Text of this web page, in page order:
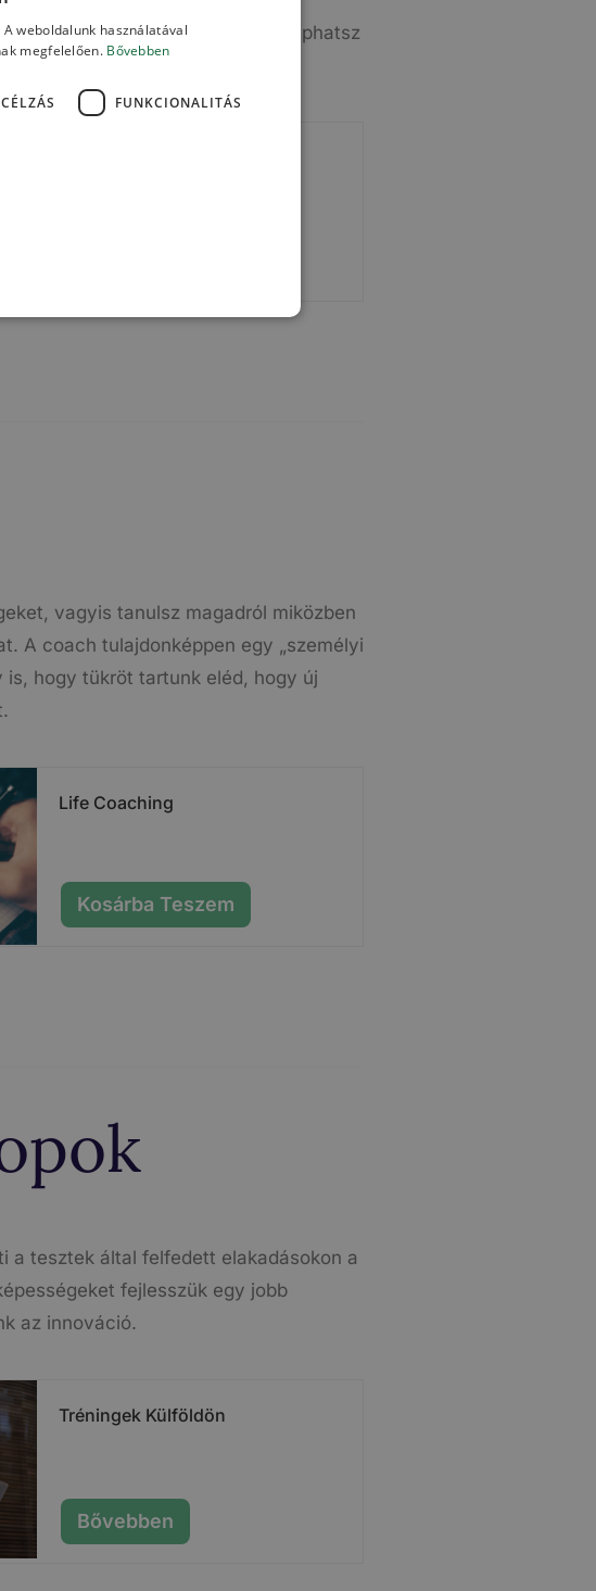
kitöltése után átfogó képet kaphatsz
derül, amiket fejleszteni tudsz.
vagyis tanulsz magadról miközben
A coach tulajdonképpen egy „személyi
is, hogy tükröt tartunk eléd, hogy új
Life Coaching
Kosárba Teszem
a tesztek által felfedett elakadásokon a
fejlesszük egy jobb
az innováció.
Tréningek Külföldön
Bővebben
weboldalunk használatával
megfelelően. Bővebben
CÉLZÁS FUNKCIONALITÁS